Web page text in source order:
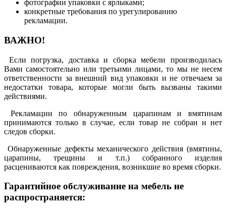
фотографии упаковки с ярлыками;
конкретные требования по урегулированию
рекламации.
ВАЖНО!
Если погрузка, доставка и сборка мебели производилась
Вами самостоятельно или третьими лицами, то мы не несем
ответственности за внешний вид упаковки и не отвечаем за
недостатки товара, которые могли быть вызваны такими
действиями.
Рекламации по обнаруженным царапинам и вмятинам
принимаются только в случае, если товар не собран и нет
следов сборки.
Обнаруженные дефекты механического действия (вмятины,
царапины, трещины и т.п.) собранного изделия
расцениваются как повреждения, возникшие во время сборки.
Гарантийное обслуживание на мебель не
распространяется: